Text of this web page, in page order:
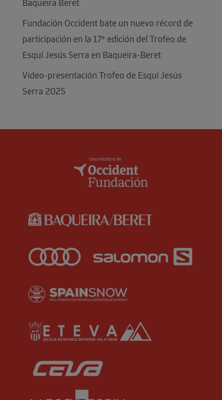
Baqueira Beret
Fundación Occident bate un nuevo récord de
participación en la 17ª edición del Trofeo de
Esquí Jesús Serra en Baqueira-Beret
Video-presentación Trofeo de Esquí Jesús
Serra 2025